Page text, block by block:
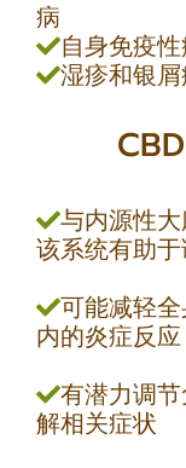
病
自身免疫
湿疹和银
与内源性大
该系统有助
可能减轻
内的炎症反应
有潜力调
解相关症状